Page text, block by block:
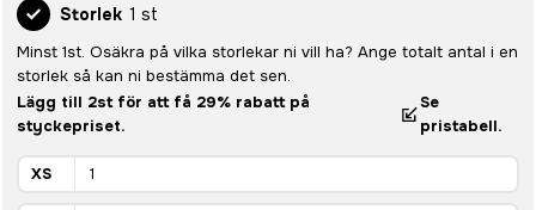
Storlek 1 st
Minst 1st. Osäkra på vilka storlekar ni vill ha? Ange totalt antal i en
storlek så kan ni bestämma det sen.
Lägg till 2st för att få 29% rabatt på
styckepriset.
Se
pristabell.
XS